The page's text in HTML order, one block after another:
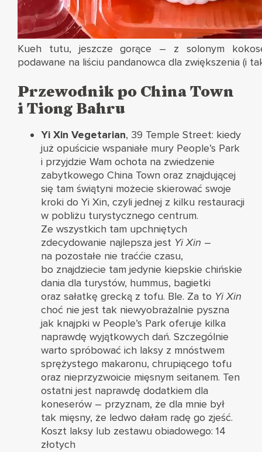
Kueh tutu, jeszcze gorące – z solonym
podawane na liściu pandanowca dla zwiększenia (i
Przewodnik po China Town
i Tiong Bahru
Yi Xin Vegetarian, 39 Temple Street: kiedy
już opuścicie wspaniałe mury People’s Park
i przyjdzie Wam ochota na zwiedzenie
zabytkowego China Town oraz znajdującej
się tam świątyni możecie skierować swoje
kroki do Yi Xin, czyli jednej z kilku restauracji
w pobliżu turystycznego centrum.
Ze wszystkich tam upchniętych
zdecydowanie najlepsza jest Yi Xin –
na pozostałe nie traććie czasu,
bo znajdziecie tam jedynie kiepskie chińskie
dania dla turystów, hummus, bagietki
oraz sałatkę grecką z tofu. Ble. Za to Yi Xin
choć nie jest tak niewyobrażalnie pyszna
jak knajpki w People’s Park oferuje kilka
naprawdę wyjątkowych dań. Szczególnie
warto spróbować ich laksy z mnóstwem
sprężystego makaronu, chrupiącego tofu
oraz nieprzyzwoicie mięsnym seitanem. Ten
ostatni jest naprawdę dodatkiem dla
koneserów – przyznam, że dla mnie był
tak mięsny, że ledwo dałam radę go zjeść.
Koszt laksy lub zestawu obiadowego: 14
złotych